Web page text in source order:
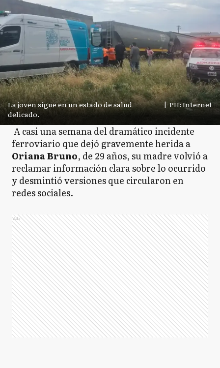
La joven sigue en un estado de salud
delicado.
| PH: Internet
A casi una semana del dramático incidente
ferroviario que dejó gravemente herida a
Oriana Bruno, de 29 años, su madre volvió a
reclamar información clara sobre lo ocurrido
y desmintió versiones que circularon en
redes sociales.
Ads